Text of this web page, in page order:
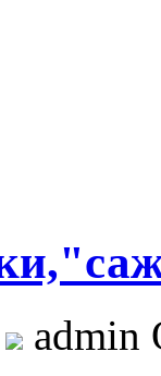
admin